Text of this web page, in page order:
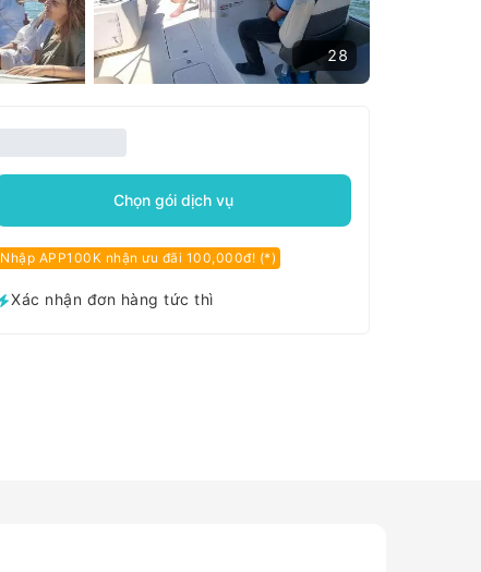
28
Chọn gói dịch vụ
Nhập APP100K nhận ưu đãi 100,000đ! (*)
Xác nhận đơn hàng tức thì